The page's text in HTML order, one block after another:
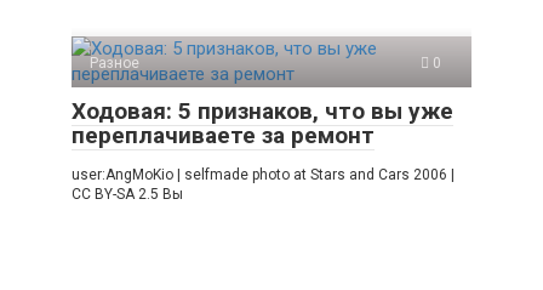
Разное 0
Ходовая: 5 признаков, что вы уже
переплачиваете за ремонт
user:AngMoKio | selfmade photo at Stars and Cars 2006 |
CC BY-SA 2.5 Вы